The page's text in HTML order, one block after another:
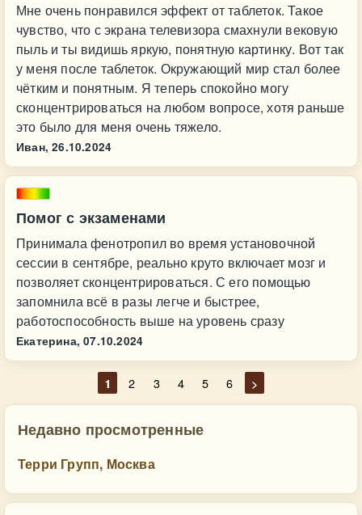
Мне очень понравился эффект от таблеток. Такое
чувство, что с экрана телевизора смахнули вековую
пыль и ты видишь яркую, понятную картинку. Вот так
у меня после таблеток. Окружающий мир стал более
чётким и понятным. Я теперь спокойно могу
сконцентрироваться на любом вопросе, хотя раньше
это было для меня очень тяжело.
Иван, 26.10.2024
Помог с экзаменами
Принимала фенотропил во время установочной
сессии в сентябре, реально круто включает мозг и
позволяет сконцентрироваться. С его помощью
запомнила всё в разы легче и быстрее,
работоспособность выше на уровень сразу
Екатерина, 07.10.2024
1 2 3 4 5 6 >
Недавно просмотренные
Терри Групп, Москва